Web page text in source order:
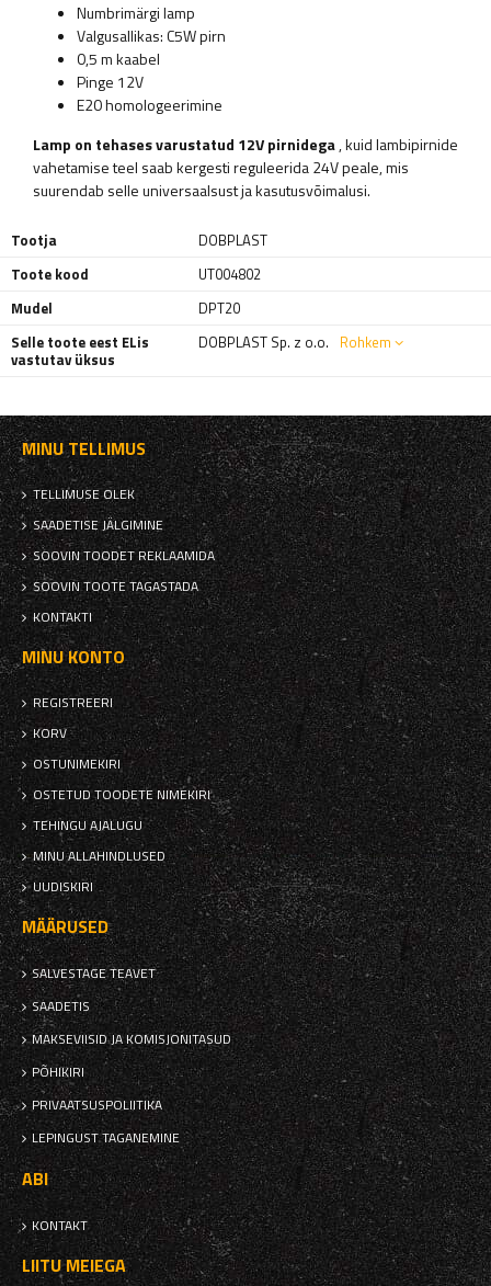
Numbrimärgi lamp
Valgusallikas: C5W pirn
0,5 m kaabel
Pinge 12V
E20 homologeerimine
Lamp on tehases varustatud 12V pirnidega, kuid lambipirnide
vahetamise teel saab kergesti reguleerida 24V peale, mis
suurendab selle universaalsust ja kasutusvõimalusi.
Tootja
DOBPLAST
Toote kood
UT004802
Mudel
DPT20
Selle toote eest ELis
vastutav üksus
DOBPLAST Sp. z o.o. Rohkem
MINU TELLIMUS
TELLIMUSE OLEK
SAADETISE JÄLGIMINE
SOOVIN TOODET REKLAAMIDA
SOOVIN TOOTE TAGASTADA
KONTAKTI
MINU KONTO
REGISTREERI
KORV
OSTUNIMEKIRI
OSTETUD TOODETE NIMEKIRI
TEHINGU AJALUGU
MINU ALLAHINDLUSED
UUDISKIRI
MÄÄRUSED
SALVESTAGE TEAVET
SAADETIS
MAKSEVIISID JA KOMISJONITASUD
PÕHIKIRI
PRIVAATSUSPOLIITIKA
LEPINGUST TAGANEMINE
ABI
KONTAKT
LIITU MEIEGA